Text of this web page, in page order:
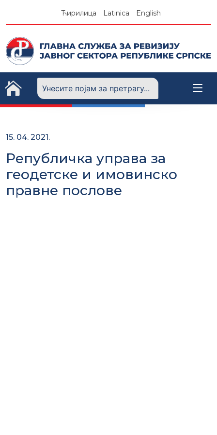
Ћирилица Latinica English
15. 04. 2021.
Републичка управа за
геодетске и имовинско
правне послове